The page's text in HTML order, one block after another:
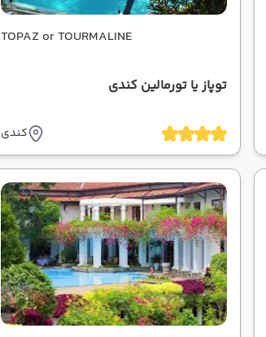
TOPAZ or TOURMALINE
توپاز یا تورمالین کندی
کندی